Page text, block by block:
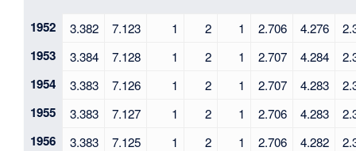
1952 3.382 7.123 1 2 1 2.706 4.276
1953 3.384 7.128 1 2 1 2.707 4.284
1954 3.383 7.126 1 2 1 2.707 4.283
1955 3.383 7.127 1 2 1 2.706 4.283
1956 3.383 7.125 1 2 1 2.706 4.282